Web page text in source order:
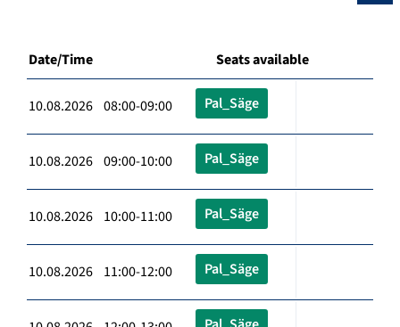
Date/Time Seats available
10.08.2026 08:00-09:00 Pal_Säge
10.08.2026 09:00-10:00 Pal_Säge
10.08.2026 10:00-11:00 Pal_Säge
10.08.2026 11:00-12:00 Pal_Säge